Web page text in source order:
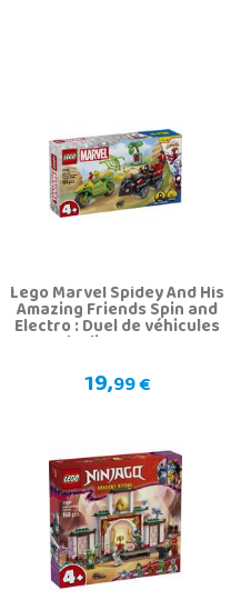
Lego Marvel Spidey And His
Amazing Friends Spin and
Electro : Duel de véhicules
de dinosaures
19,99 €